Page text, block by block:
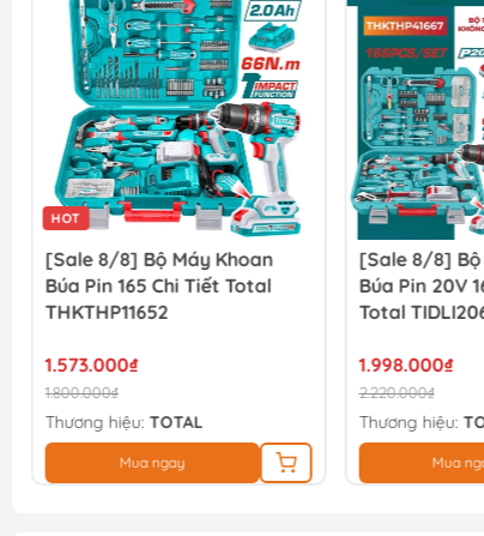
HOT
[Sale 8/8] Bộ Máy Khoan
Búa Pin 165 Chi Tiết Total
THKTHP11652
1.573.000₫
1.800.000₫
Thương hiệu: TOTAL
Mua ngay
[Sale 8/8] Bộ
Búa Pin 20V
Total
1.998.000₫
2.220.000₫
Thương hiệu:
Mua